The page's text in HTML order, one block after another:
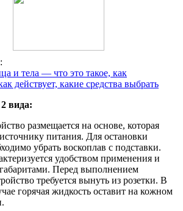
и тела — что это такое, как
действует, какие средства выбрать
вида:
размещается на основе, которая
питания. Для остановки
убрать воскоплав с подставки.
удобством применения и
Перед выполнением
требуется вынуть из розетки. В
горячая жидкость оставит на кожном